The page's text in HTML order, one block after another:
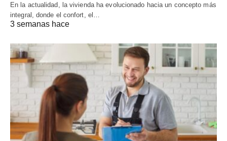
En la actualidad, la vivienda ha evolucionado hacia un concepto más
integral, donde el confort, el…
3 semanas hace